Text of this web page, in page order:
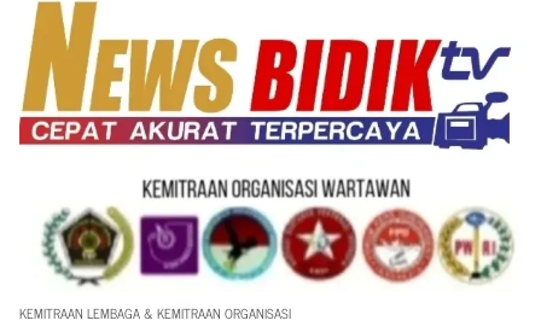
KEMITRAAN LEMBAGA & KEMITRAAN ORGANISASI